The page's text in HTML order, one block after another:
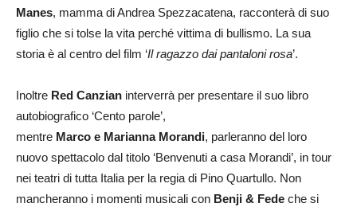
Manes, mamma di Andrea Spezzacatena, racconterà di suo
figlio che si tolse la vita perché vittima di bullismo. La sua
storia è al centro del film ‘Il ragazzo dai pantaloni rosa’.
Inoltre Red Canzian interverrà per presentare il suo libro
autobiografico ‘Cento parole’,
mentre Marco e Marianna Morandi, parleranno del loro
nuovo spettacolo dal titolo ‘Benvenuti a casa Morandi’, in tour
nei teatri di tutta Italia per la regia di Pino Quartullo. Non
mancheranno i momenti musicali con Benji & Fede che si